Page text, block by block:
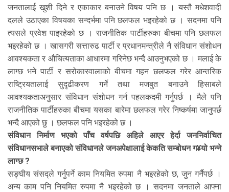
जनतालाई खुशी दिने र एकाकार बनाउने विषय पनि छ । यस्तै मधेशवादी
दलले उठाएका विषयका सन्दर्भमा पनि छलफल भइरहेको छ । सदनमा पनि
त्यसले प्रवेश पाइरहेको छ । राजनीतिक पार्टीहरुका बीचमा पनि छलफल
भइरहेको छ । खासगरी सत्तारुढ पार्टी र प्रधानमन्त्रीले नै संविधान संशोधन
आवश्यकता र औचित्यताका आधारमा गरिनेछ भन्दै आउनुभएको छ । मलाई के
लाग्छ भने पार्टी र सरोकारवालाको बीचमा गहन छलफल गरेर आन्तरिक
राष्ट्रियतालाई सुदृढीकरण गर्ने तथा मजबुत बनाउने हिसाबले
आवश्यकताअनुसार संविधान संशोधन गर्न पहलकदमी गर्नुपर्छ । मैले पनि
राजनीतिक पार्टीहरुका बीचमा यसका बारेमा छलफल गरेर निष्कर्षमा जानुपर्छ
भन्दै आएको छु । छलफल पनि भइरहेको छ ।
संविधान निर्माण भएको पाँच वर्षपछि अहिले आएर हेर्दा जननिर्वाचित
संविधानसभाले बनाएको संविधानले जनअपेक्षालाई केकति सम्बोधन ग¥यो भन्ने
लाग्छ ?
सङ्घीय संसद्ले गर्नुपर्ने काम नियमित रुपमा नै भइरहेको छ, जुन गर्नैपर्छ ।
अन्य काम पनि नियमित रुपमा नै भइरहेको छ । सदनमा जनताले आफ्ना